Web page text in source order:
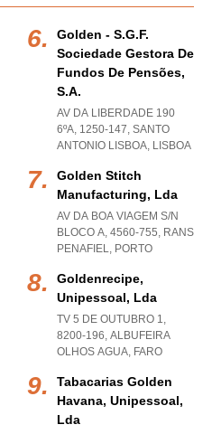
Golden - S.g.f.
Sociedade Gestora De
Fundos De Pensões,
S.a.
AV DA LIBERDADE 190
6ºA, 1250-147, SANTO
ANTONIO LISBOA, LISBOA
Golden Stitch
Manufacturing, Lda
AV DA BOA VIAGEM S/N
BLOCO A, 4560-755, RANS
PENAFIEL, PORTO
Goldenrecipe,
Unipessoal, Lda
TV 5 DE OUTUBRO 1,
8200-196, ALBUFEIRA
OLHOS AGUA, FARO
Tabacarias Golden
Havana, Unipessoal,
Lda